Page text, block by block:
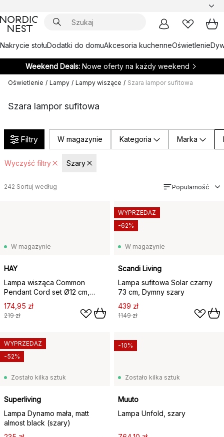
Nakrycie stołuDodatki do domuAkcesoria kuchenneOświetlenie
Weekend Deals: Nowe oferty na każdy weekend
Oświetlenie / Lampy / Lampy wiszące / Szara lampor sufitowa
Szara lampor sufitowa
Filtry W magazynie Kategoria Marka
Wyczyść filtry Szary
242 Sortuj według Popularność
W magazynie
HAY
Lampa wisząca Common
Pendant Cord set Ø12 cm,
Beton grey
174,95 zł
219 zł
W magazynie
Scandi Living
Lampa sufitowa Solar czarny
73 cm, Dymny szary
439 zł
1149 zł
WYPRZEDAŻ
-62%
Zostało kilka sztuk
Superliving
Lampa Dynamo mała, matt
almost black (szary)
WYPRZEDAŻ
-52%
Zostało kilka sztuk
Muuto
Lampa Unfold, szary
-10%